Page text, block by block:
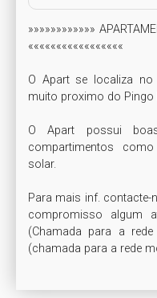
»»»»»»»»»»»»
«««««««««««««««««
O Apart se localiza
muito proximo do Pingo
O Apart possui
compartimentos
solar.
Para mais inf.
compromisso algum
(Chamada para a
(chamada para a rede